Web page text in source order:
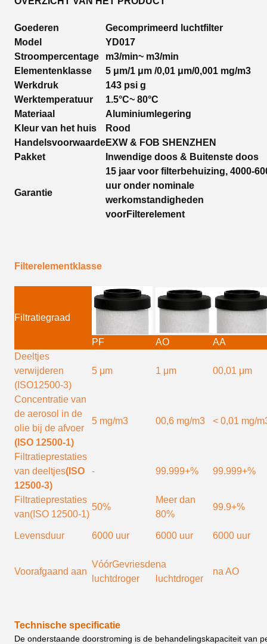
Goederen
Gecomprimeerd luchtfilter
Model
YD017
Stroompercentage
m3/min~ m3/min
Elementenklasse
5 μm/1 μm /0,01 μm/0,001 mg/m3
Werkdruk
143 psi g
Werktemperatuur
1.5°C~ 80°C
Materiaal
Aluminiumlegering
Kleur van het huis
Rood
HandelsvoorwaardeEXW & FOB SHENZHEN
Pakket
Inwendige doos & Buitenste doos
Garantie
15 jaar voor filterbehuizing, 4000-
uur onder nominale
werkomstandigheden
voorFilterelement
Filterelementklasse
Filtratiegraad
PF AO
AA
Deeltjes
verwijderen
(ISO12500-3)
5 μm 1 μm 00,01 μm
Concentratie van
de aerosol in de
olie bij de afvoer
(ISO 12500-1)
5 mg/m3 00,6 mg/m3 < 0,01 mg/
Filtratieprestaties
van deeltjes(ISO
12500-3)
- 99.999+% 99.999+%
Filtratieprestaties
van(ISO 12500-1)
50%
Meer dan
80%
99.9+%
Levensduur 6000 uur 6000 uur 6000 uur
Voorafgaand aan
VóórGevriesde
luchtdroger
na
luchtdroger
na AO
Technische specificatie
De onderstaande doorstroming is de behandelingskapaciteit van